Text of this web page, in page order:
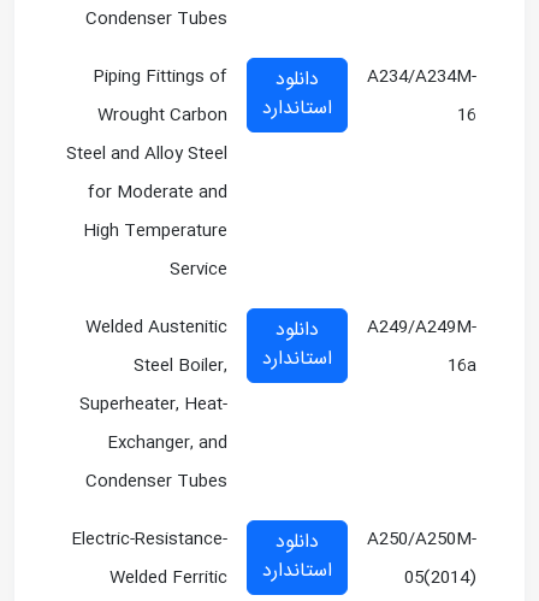
Condenser Tubes
A234/A234M-
16
دانلود
استاندارد
Piping Fittings of
Wrought Carbon
Steel and Alloy Steel
for Moderate and
High Temperature
Service
A249/A249M-
16a
دانلود
استاندارد
Welded Austenitic
Steel Boiler,
Superheater, Heat-
Exchanger, and
Condenser Tubes
A250/A250M-
05(2014)
دانلود
استاندارد
Electric-Resistance-
Welded Ferritic